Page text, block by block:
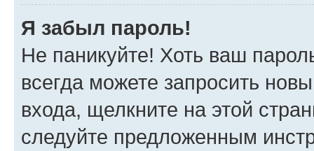
Я забыл пароль!
Не паникуйте! Хоть ваш
всегда можете запросить
входа, щелкните на этой
следуйте предложенным